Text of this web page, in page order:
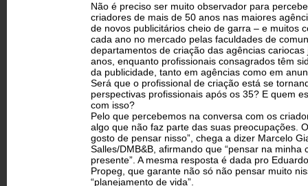
Não é preciso ser muito observador para
criadores de mais de 50 anos nas maiores
de novos publicitários cheio de garra – e muitos
cada ano no mercado pelas faculdades de
departamentos de criação das agências
anos, enquanto profissionais consagrados têm
da publicidade, tanto em agências como em
Será que o profissional de criação está se
perspectivas profissionais após os 35? E quem
com isso?
Pelo que percebemos na conversa com os
algo que não faz parte das suas preocupações.
gosto de pensar nisso”, chega a dizer Marcelo
Salles/DMB&B, afirmando que “pensar na minha
presente”. A mesma resposta é dada pro
Propeg, que garante não só não pensar muito
“planejamento de vida”.